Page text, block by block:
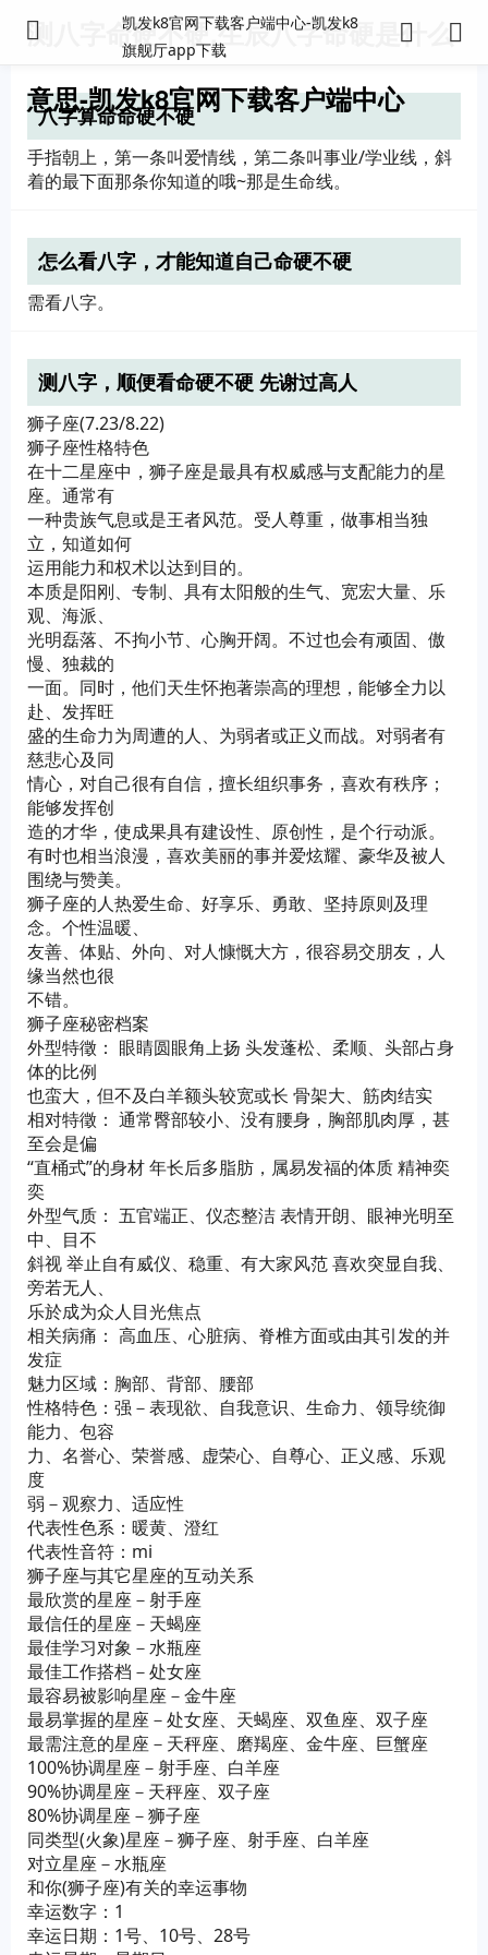
凯发k8官网下载客户端中心-凯发k8
旗舰厅app下载
测八字命硬不硬,生辰八字命硬是什么
意思-凯发k8官网下载客户端中心
八字算命命硬不硬
手指朝上，第一条叫爱情线，第二条叫事业/学业线，斜
着的最下面那条你知道的哦~那是生命线。
怎么看八字，才能知道自己命硬不硬
需看八字。
测八字，顺便看命硬不硬 先谢过高人
狮子座(7.23/8.22)
狮子座性格特色
在十二星座中，狮子座是最具有权威感与支配能力的星
座。通常有
一种贵族气息或是王者风范。受人尊重，做事相当独
立，知道如何
运用能力和权术以达到目的。
本质是阳刚、专制、具有太阳般的生气、宽宏大量、乐
观、海派、
光明磊落、不拘小节、心胸开阔。不过也会有顽固、傲
慢、独裁的
一面。同时，他们天生怀抱著崇高的理想，能够全力以
赴、发挥旺
盛的生命力为周遭的人、为弱者或正义而战。对弱者有
慈悲心及同
情心，对自己很有自信，擅长组织事务，喜欢有秩序；
能够发挥创
造的才华，使成果具有建设性、原创性，是个行动派。
有时也相当浪漫，喜欢美丽的事并爱炫耀、豪华及被人
围绕与赞美。
狮子座的人热爱生命、好享乐、勇敢、坚持原则及理
念。个性温暖、
友善、体贴、外向、对人慷慨大方，很容易交朋友，人
缘当然也很
不错。
狮子座秘密档案
外型特徵： 眼睛圆眼角上扬 头发蓬松、柔顺、头部占身
体的比例
也蛮大，但不及白羊额头较宽或长 骨架大、筋肉结实
相对特徵： 通常臀部较小、没有腰身，胸部肌肉厚，甚
至会是偏
“直桶式”的身材 年长后多脂肪，属易发福的体质 精神奕
奕
外型气质： 五官端正、仪态整洁 表情开朗、眼神光明至
中、目不
斜视 举止自有威仪、稳重、有大家风范 喜欢突显自我、
旁若无人、
乐於成为众人目光焦点
相关病痛： 高血压、心脏病、脊椎方面或由其引发的并
发症
魅力区域：胸部、背部、腰部
性格特色：强－表现欲、自我意识、生命力、领导统御
能力、包容
力、名誉心、荣誉感、虚荣心、自尊心、正义感、乐观
度
弱－观察力、适应性
代表性色系：暖黄、澄红
代表性音符：mi
狮子座与其它星座的互动关系
最欣赏的星座－射手座
最信任的星座－天蝎座
最佳学习对象－水瓶座
最佳工作搭档－处女座
最容易被影响星座－金牛座
最易掌握的星座－处女座、天蝎座、双鱼座、双子座
最需注意的星座－天秤座、磨羯座、金牛座、巨蟹座
100%协调星座－射手座、白羊座
90%协调星座－天秤座、双子座
80%协调星座－狮子座
同类型(火象)星座－狮子座、射手座、白羊座
对立星座－水瓶座
和你(狮子座)有关的幸运事物
幸运数字：1
幸运日期：1号、10号、28号